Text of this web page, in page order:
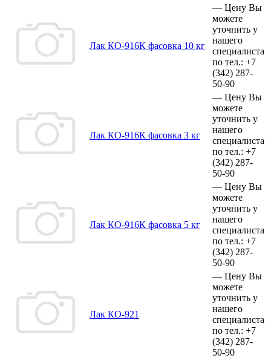
Лак КО-916К фасовка 10 кг
— Цену Вы
можете
уточнить у
нашего
специалиста
по тел.: +7
(342) 287-
50-90
Лак КО-916К фасовка 3 кг
— Цену Вы
можете
уточнить у
нашего
специалиста
по тел.: +7
(342) 287-
50-90
Лак КО-916К фасовка 5 кг
— Цену Вы
можете
уточнить у
нашего
специалиста
по тел.: +7
(342) 287-
50-90
Лак КО-921
— Цену Вы
можете
уточнить у
нашего
специалиста
по тел.: +7
(342) 287-
50-90